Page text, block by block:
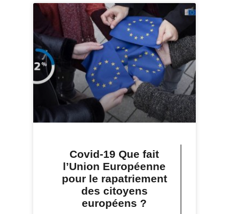
Covid-19 Que fait
l’Union Européenne
pour le rapatriement
des citoyens
européens ?